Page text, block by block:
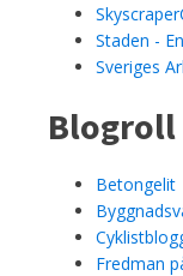
Staden -
Sveriges
Blogroll
Betongelit
Fredman